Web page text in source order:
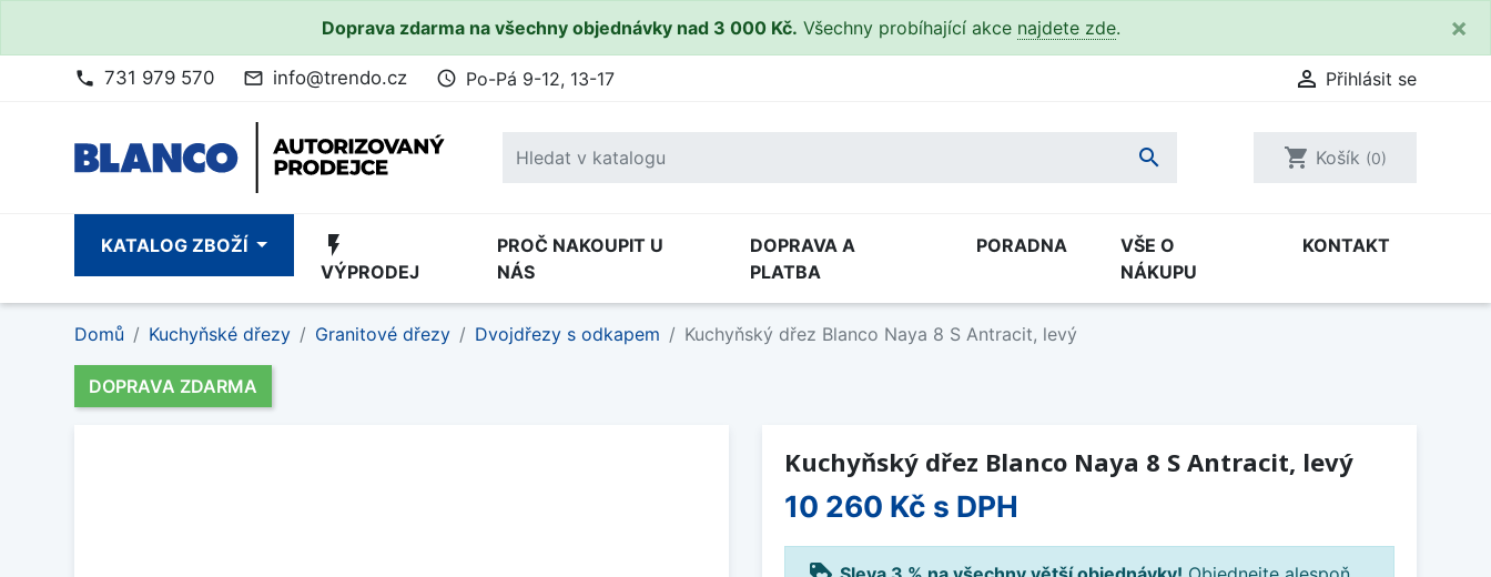
Doprava zdarma na všechny objednávky nad 3 000 Kč. Všechny probíhající akce najdete zde. ×
phone 731 979 570 mail_outline info@trendo.cz access_time Po-Pá 9-12, 13-17  Přihlásit se
 shopping_cart Košík (0)
KATALOG ZBOŽÍ flash_on
VÝPRODEJ
PROČ NAKOUPIT U
NÁS
DOPRAVA A
PLATBA
PORADNA
VŠE O
NÁKUPU
KONTAKT
Domů Kuchyňské dřezy Granitové dřezy Dvojdřezy s odkapem Kuchyňský dřez Blanco Naya 8 S Antracit, levý
DOPRAVA ZDARMA
Kuchyňský dřez Blanco Naya 8 S Antracit, levý
10 260 Kč s DPH